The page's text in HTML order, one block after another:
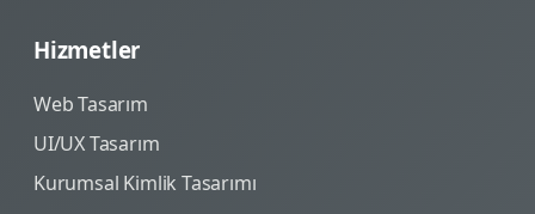
Hizmetler
Web Tasarım
UI/UX Tasarım
Kurumsal Kimlik Tasarımı